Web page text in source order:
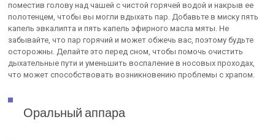
поместив голову над чашей с чистой горячей водой и накрыв ее
полотенцем, чтобы вы могли вдыхать пар. Добавьте в миску пять
капель эвкалипта и пять капель эфирного масла мяты. Не
забывайте, что пар горячий и может обжечь вас, поэтому будьте
осторожны. Делайте это перед сном, чтобы помочь очистить
дыхательные пути и уменьшить воспаление в носовых проходах,
что может способствовать возникновению проблемы с храпом.
Оральный аппара